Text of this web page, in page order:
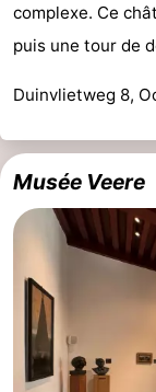
complexe. Ce
puis une tour de
Duinvlietweg 8,
Musée Veere